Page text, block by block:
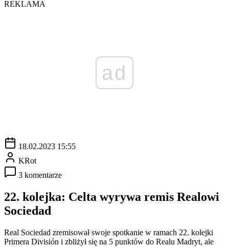
REKLAMA
ad
18.02.2023 15:55
KRot
3 komentarze
22. kolejka: Celta wyrywa remis Realowi
Sociedad
Real Sociedad zremisował swoje spotkanie w ramach 22. kolejki
Primera División i zbliżył się na 5 punktów do Realu Madryt, ale